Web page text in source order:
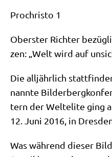
Pro­chri­sto 1
Ober­ster Rich­ter
zen: „Welt wird auf
Die all­jähr­lich
nann­te
tern der Welt­eli­te ging
12. Juni 2016, in
Was wäh­rend die­ser